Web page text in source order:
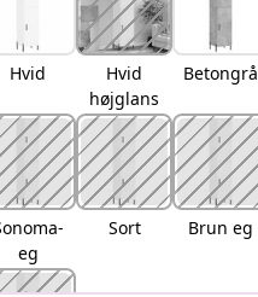
Hvid
Hvid
højglans
Betongrå
eg
Sort Brun eg